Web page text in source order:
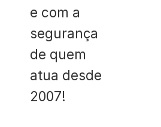
e com a
segurança
de quem
atua desde
2007!